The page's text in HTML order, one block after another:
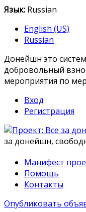
Язык: Russian
English (US)
Russian
Донейшн это
добровольный
мероприятия по
Вход
Регистрация
за донейшн,
Манифест
Помощь
Контакты
Опубликовать